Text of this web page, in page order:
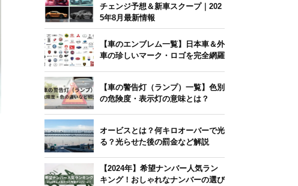
チェンジ予想＆新車スクープ｜202
5年8月最新情報
【車のエンブレム一覧】日本車＆外
車の珍しいマーク・ロゴを完全網羅
【車の警告灯（ランプ）一覧】色別
の危険度・表示灯の意味とは？
オービスとは？何キロオーバーで光
る？光らせた後の罰金など解説
【2024年】希望ナンバー人気ラン
キング！おしゃれなナンバーの選び